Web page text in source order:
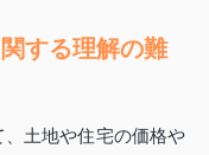
する理解の難
土地や住宅の価格や